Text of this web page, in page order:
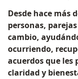
Desde hace más
personas,
cambio,
ocurriendo,
acuerdos que
claridad y